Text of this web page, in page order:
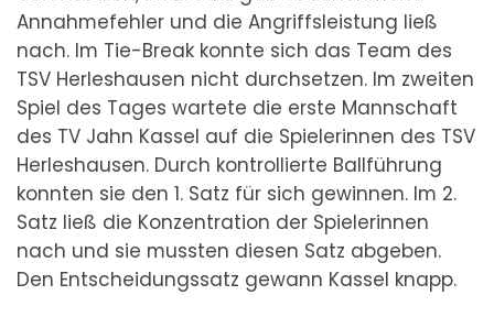
Annahmefehler und die Angriffsleistung ließ
nach. Im Tie-Break konnte sich das Team des
TSV Herleshausen nicht durchsetzen. Im zweiten
Spiel des Tages wartete die erste Mannschaft
des TV Jahn Kassel auf die Spielerinnen des TSV
Herleshausen. Durch kontrollierte Ballführung
konnten sie den 1. Satz für sich gewinnen. Im 2.
Satz ließ die Konzentration der Spielerinnen
nach und sie mussten diesen Satz abgeben.
Den Entscheidungssatz gewann Kassel knapp.